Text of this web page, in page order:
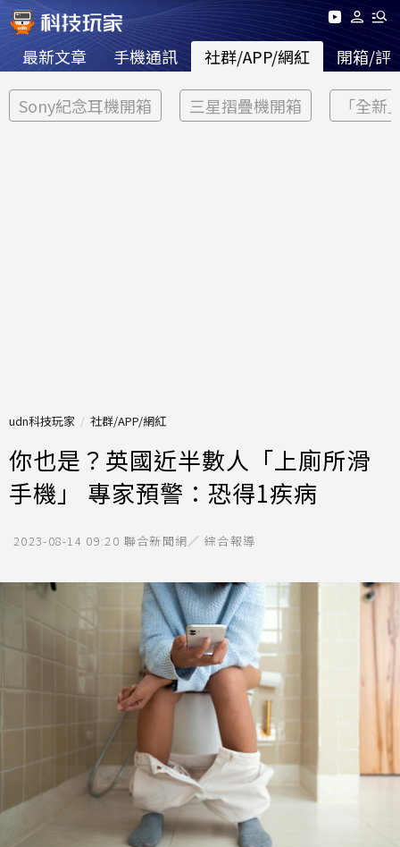
最新文章 手機通訊 社群/APP/網紅 開箱/評
Sony紀念耳機開箱 三星摺疊機開箱 「全新
udn科技玩家 社群/APP/網紅
你也是？英國近半數人「上廁所滑
手機」 專家預警：恐得1疾病
2023-08-14 09:20 聯合新聞網／ 綜合報導